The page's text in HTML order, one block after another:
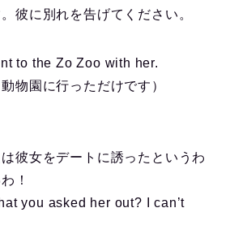
彼に別れを告げてください。
to the Zo Zoo with her.
物園に行っただけです）
彼女をデートに誘ったというわ
！
you asked her out? I can’t